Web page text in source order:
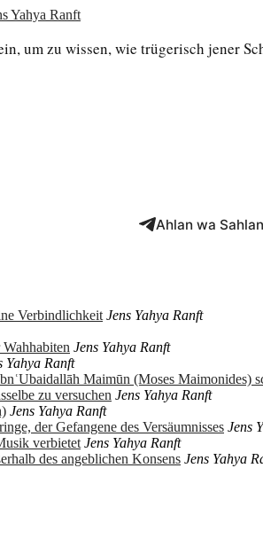
Yahya Ranft
um zu wissen, wie trügerisch jener
Ahlan wa Sahlan
Verbindlichkeit Jens Yahya Ranft
Jens Yahya Ranft
Yahya Ranft
Maimūn (Moses Maimonides)
zu versuchen Jens Yahya Ranft
Jens Yahya Ranft
der Gefangene des Versäumnisses Jens
verbietet Jens Yahya Ranft
des angeblichen Konsens Jens Yahya